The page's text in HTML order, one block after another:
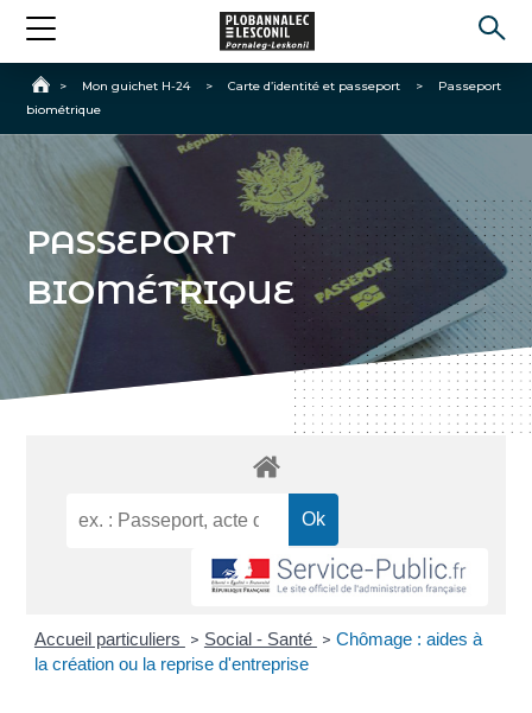
Accueil
> Mon guichet H-24 > Carte d’identité et passeport >
Passeport
biométrique
PASSEPORT
BIOMÉTRIQUE
Accueil particuliers > Social - Santé > Chômage : aides à
la création ou la reprise d'entreprise